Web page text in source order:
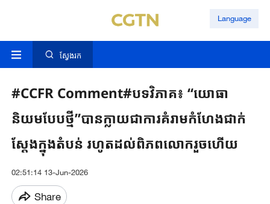
Language
ស្វែងរក
#CCFR Comment#បទវិភាគ៖ “យោធា
និយមបែបថ្មី”បានក្លាយជាការគំរាមកំហែងជាក់
ស្តែងក្នុងតំបន់ រហូតដល់ពិភពលោករួចហើយ
02:51:14 13-Jun-2026
Share